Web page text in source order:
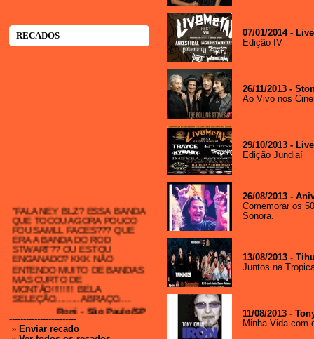
RECADOS
QUE TOCOU AGORA POUCO
FOU SAMLL FACES??? QUE
ERA A BANDA DO ROD
STWART?? OU ESTOU
ENGANADO? KKK NÃO
ENTENDO MUITO DE BANDAS
MAS CURTO DE
MONTÃO!!!!!!!! BELA
SELEÇÃO.........ABRAÇO....
Roni - São Paulo/SP
18/10/2023 - 16:53
-----------------------
------------------------
» Enviar recado
07/01/2014 -
Edição IV
26/11/2013 -
Ao Vivo nos
29/10/2013 -
Edição Jundiaí
26/08/2013 -
Comemorar os
Sonora.
13/08/2013 -
Juntos na
11/08/2013 -
Minha Vida com